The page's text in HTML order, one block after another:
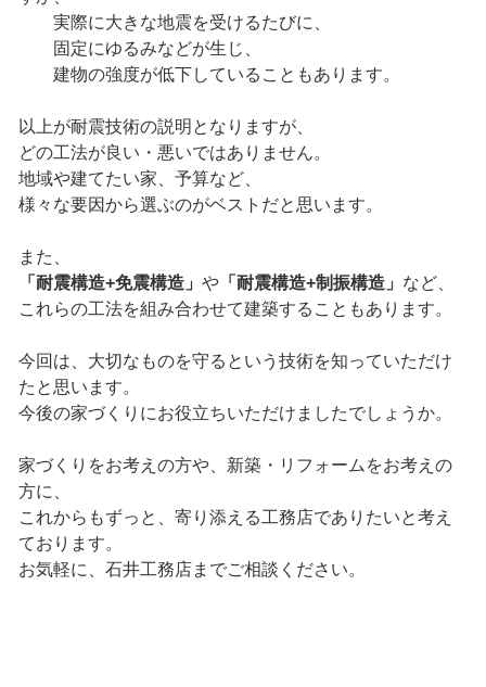
実際に大きな地震を受けるたびに、
固定にゆるみなどが生じ、
建物の強度が低下していることもあります。
以上が耐震技術の説明となりますが、
どの工法が良い・悪いではありません。
地域や建てたい家、予算など、
様々な要因から選ぶのがベストだと思います。
また、
「耐震構造+免震構造」 や「耐震構造+制振構造」 など、
これらの工法を組み合わせて建築することもあります。
今回は、大切なものを守るという技術を知っていただけ
たと思います。
今後の家づくりにお役立ちいただけましたでしょうか。
家づくりをお考えの方や、新築・リフォームをお考えの
方に、
これからもずっと、寄り添える工務店でありたいと考え
ております。
お気軽に、石井工務店までご相談ください。